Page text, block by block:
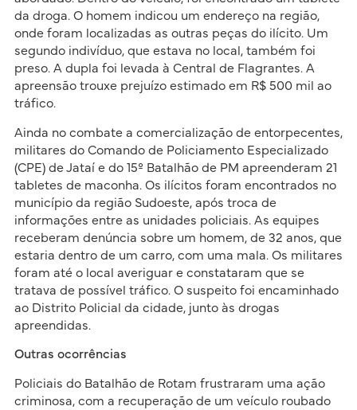
da droga. O homem indicou um endereço na região,
onde foram localizadas as outras peças do ilícito. Um
segundo indivíduo, que estava no local, também foi
preso. A dupla foi levada à Central de Flagrantes. A
apreensão trouxe prejuízo estimado em R$ 500 mil ao
tráfico.
Ainda no combate a comercialização de entorpecentes,
militares do Comando de Policiamento Especializado
(CPE) de Jataí e do 15º Batalhão de PM apreenderam 21
tabletes de maconha. Os ilícitos foram encontrados no
município da região Sudoeste, após troca de
informações entre as unidades policiais. As equipes
receberam denúncia sobre um homem, de 32 anos, que
estaria dentro de um carro, com uma mala. Os militares
foram até o local averiguar e constataram que se
tratava de possível tráfico. O suspeito foi encaminhado
ao Distrito Policial da cidade, junto às drogas
apreendidas.
Outras ocorrências
Policiais do Batalhão de Rotam frustraram uma ação
criminosa, com a recuperação de um veículo roubado